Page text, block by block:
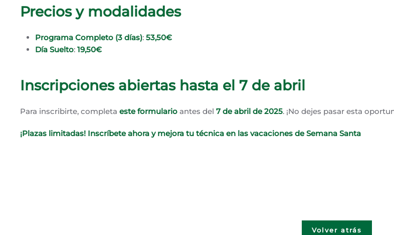
Precios y modalidades
Programa Completo (3 días): 53,50€
Día Suelto: 19,50€
Inscripciones abiertas hasta el 7 de abril
Para inscribirte, completa este formulario antes del 7 de abril de 2025. ¡No dejes pasar esta
¡Plazas limitadas! Inscríbete ahora y mejora tu técnica en las vacaciones de Semana Santa
Volver atrás